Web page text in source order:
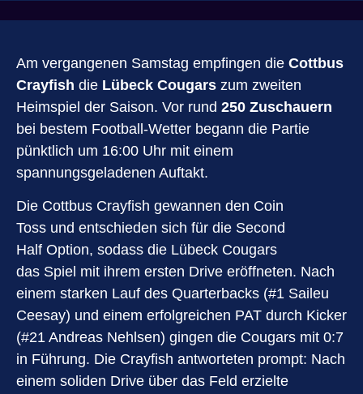
Am vergangenen Samstag empfingen die Cottbus
Crayfish die Lübeck Cougars zum zweiten
Heimspiel der Saison. Vor rund 250 Zuschauern
bei bestem Football-Wetter begann die Partie
pünktlich um 16:00 Uhr mit einem
spannungsgeladenen Auftakt.
Die Cottbus Crayfish gewannen den Coin
Toss und entschieden sich für die Second
Half Option, sodass die Lübeck Cougars
das Spiel mit ihrem ersten Drive eröffneten. Nach
einem starken Lauf des Quarterbacks (#1 Saileu
Ceesay) und einem erfolgreichen PAT durch Kicker
(#21 Andreas Nehlsen) gingen die Cougars mit 0:7
in Führung. Die Crayfish antworteten prompt: Nach
einem soliden Drive über das Feld erzielte